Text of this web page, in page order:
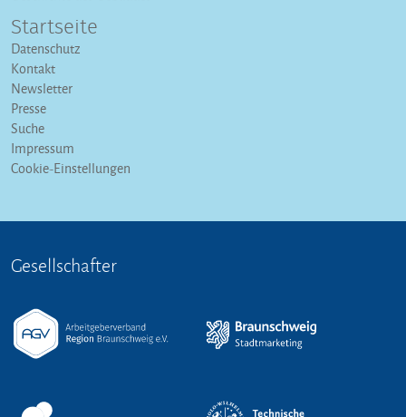
Startseite
Datenschutz
Kontakt
Newsletter
Presse
Suche
Impressum
Cookie-Einstellungen
Gesellschafter